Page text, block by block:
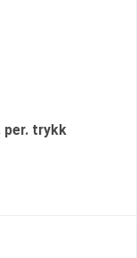
per. trykk